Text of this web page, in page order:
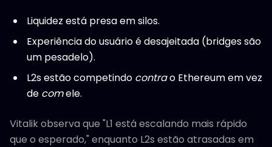
Liquidez está presa em silos.
Experiência do usuário é desajeitada (bridges são
um pesadelo).
L2s estão competindo contrao Ethereum em vez
de comele.
Vitalik observa que "L1 está escalando mais rápido
que o esperado," enquanto L2s estão atrasadas em